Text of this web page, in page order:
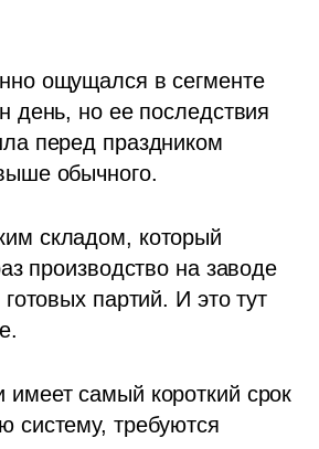
ощущался в сегменте
день, но ее последствия
перед праздником
обычного.
складом, который
производство на заводе
партий. И это тут
самый короткий срок
систему, требуются